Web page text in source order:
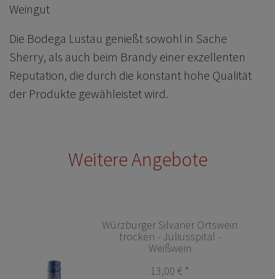
Weingut
Die Bodega Lustau genießt sowohl in Sache
Sherry, als auch beim Brandy einer exzellenten
Reputation, die durch die konstant hohe Qualität
der Produkte gewähleistet wird.
Weitere Angebote
Würzburger Silvaner Ortswein
trocken - Juliusspital -
Weißwein
13,00 € *